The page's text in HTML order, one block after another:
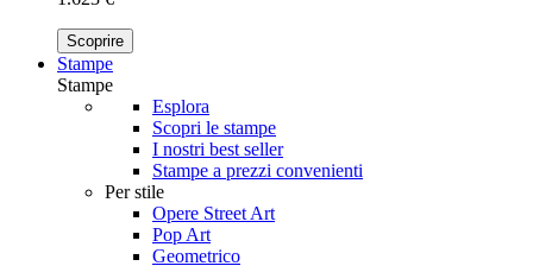
Scoprire
Stampe
Stampe
Esplora
Scopri le stampe
I nostri best seller
Stampe a prezzi convenienti
Per stile
Opere Street Art
Pop Art
Geometrico